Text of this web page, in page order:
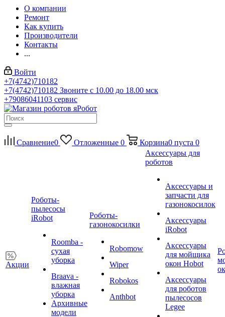
О компании
Ремонт
Как купить
Производители
Контакты
...
Войти
+7(4742)710182
+7(4742)710182 Звоните с 10.00 до 18.00 мск
+79086041103 сервис
Сравнение0 Отложенные 0 Корзина0 пуста 0
Акции
Роботы-
пылесосы
iRobot
Roomba -
сухая
уборка
Braava -
влажная
уборка
Архивные
модели
Роботы-
газонокосилки
Robomow
Wiper
Robokos
Anthbot
Аксессуары для
роботов
Аксессуары и
запчасти для
газонокосилок
Аксессуары
iRobot
Аксессуары
для мойщика
окон Hobot
Аксессуары
для роботов
пылесосов
Legee